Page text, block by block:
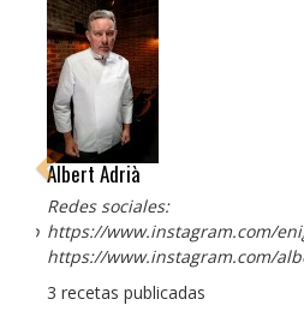
Albert Adrià
Redes sociales:
https://www.instagram.com/
https://www.instagram.com/
3 recetas publicadas